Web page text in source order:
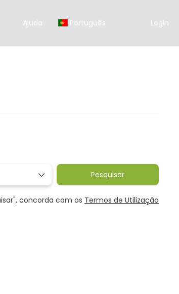
Ajuda Português Login
Pesquisar
concorda com os Termos de Utilização